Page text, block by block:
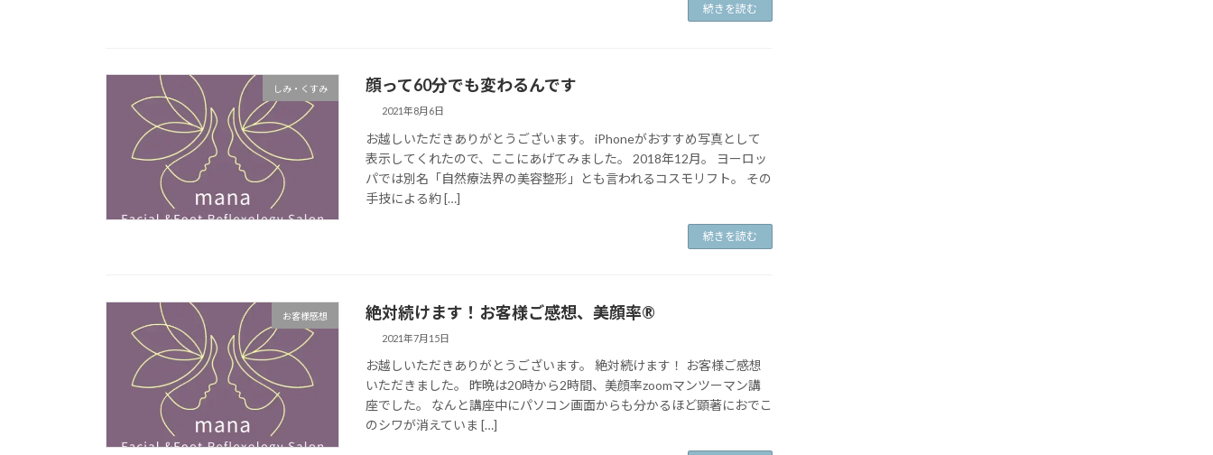
続きを読む
しみ・くすみ 顔って60分でも変わるんです
2021年8月6日
お越しいただきありがとうございます。 iPhoneがおすすめ写真として
表示してくれたので、ここにあげてみました。 2018年12月。 ヨーロッ
パでは別名「自然療法界の美容整形」とも言われるコスモリフト。 その
手技による約 […]
続きを読む
お客様感想 絶対続けます！お客様ご感想、美顔率®️
2021年7月15日
お越しいただきありがとうございます。 絶対続けます！ お客様ご感想
いただきました。 昨晩は20時から2時間、美顔率zoomマンツーマン講
座でした。 なんと講座中にパソコン画面からも分かるほど顕著におでこ
のシワが消えていま […]